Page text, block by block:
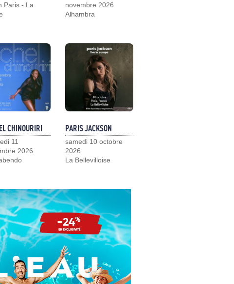
Paris - La
novembre 2026
Alhambra
CHINOURIRI
11
2026
PARIS JACKSON
samedi 10 octobre
2026
La Bellevilloise